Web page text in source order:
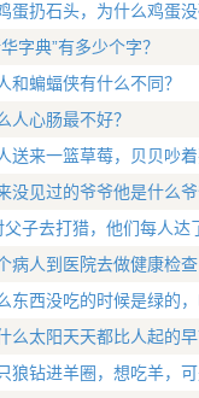
蛋扔石头，为什么鸡蛋没
字典”有多少个字？
和蝙蝠侠有什么不同？
人心肠最不好？
送来一篮草莓，贝贝吵
没见过的爷爷他是什么爷
父子去打猎，他们每人达
病人到医院去做健康检
东西没吃的时候是绿的
么太阳天天都比人起的早
狼钻进羊圈，想吃羊，